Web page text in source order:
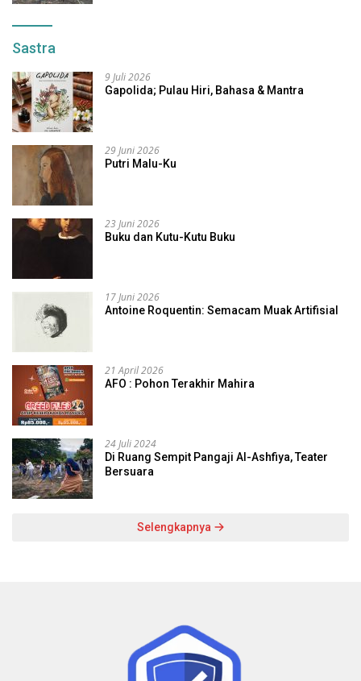
Sastra
9 Juli 2026
Gapolida; Pulau Hiri, Bahasa & Mantra
29 Juni 2026
Putri Malu-Ku
23 Juni 2026
Buku dan Kutu-Kutu Buku
17 Juni 2026
Antoine Roquentin: Semacam Muak Artifisial
21 April 2026
AFO : Pohon Terakhir Mahira
24 Juli 2024
Di Ruang Sempit Pangaji Al-Ashfiya, Teater
Bersuara
Selengkapnya